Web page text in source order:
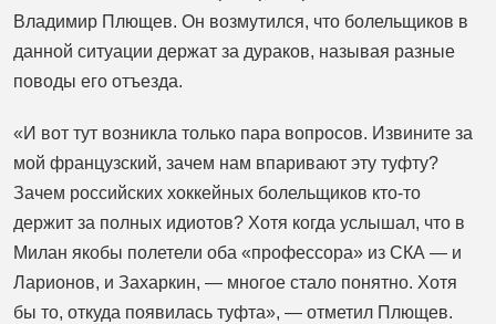
Владимир Плющев. Он возмутился, что болельщиков в
данной ситуации держат за дураков, называя разные
поводы его отъезда.
«И вот тут возникла только пара вопросов. Извините за
мой французский, зачем нам впаривают эту туфту?
Зачем российских хоккейных болельщиков кто-то
держит за полных идиотов? Хотя когда услышал, что в
Милан якобы полетели оба «профессора» из СКА — и
Ларионов, и Захаркин, — многое стало понятно. Хотя
бы то, откуда появилась туфта», — отметил Плющев.